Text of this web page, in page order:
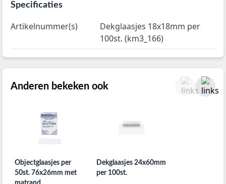
Specificaties
Artikelnummer(s)
Dekglaasjes 18x18mm per
100st. (km3_166)
Anderen bekeken ook
Objectglaasjes per
50st. 76x26mm met
Dekglaasjes 24x60mm
per 100st.